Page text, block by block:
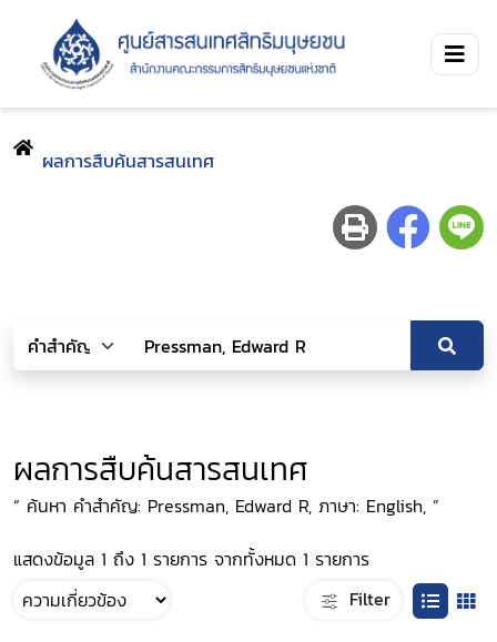
ผลการสืบค้นสารสนเทศ
ผลการสืบค้นสารสนเทศ
“ ค้นหา คำสำคัญ: Pressman, Edward R, ภาษา: English, ”
แสดงข้อมูล 1 ถึง 1 รายการ จากทั้งหมด 1 รายการ
Filter